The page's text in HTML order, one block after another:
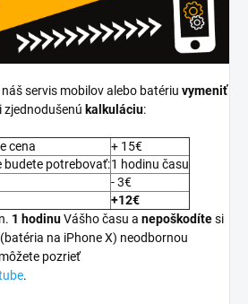
servis mobilov alebo batériu vymeniť
zjednodušenú kalkuláciu:
cena
+ 15€
budete potrebovať:1 hodinu času
- 3€
+12€
1 hodinuVášho času a nepoškodítesi
(batéria na iPhone X) neodbornou
pozrieť
.